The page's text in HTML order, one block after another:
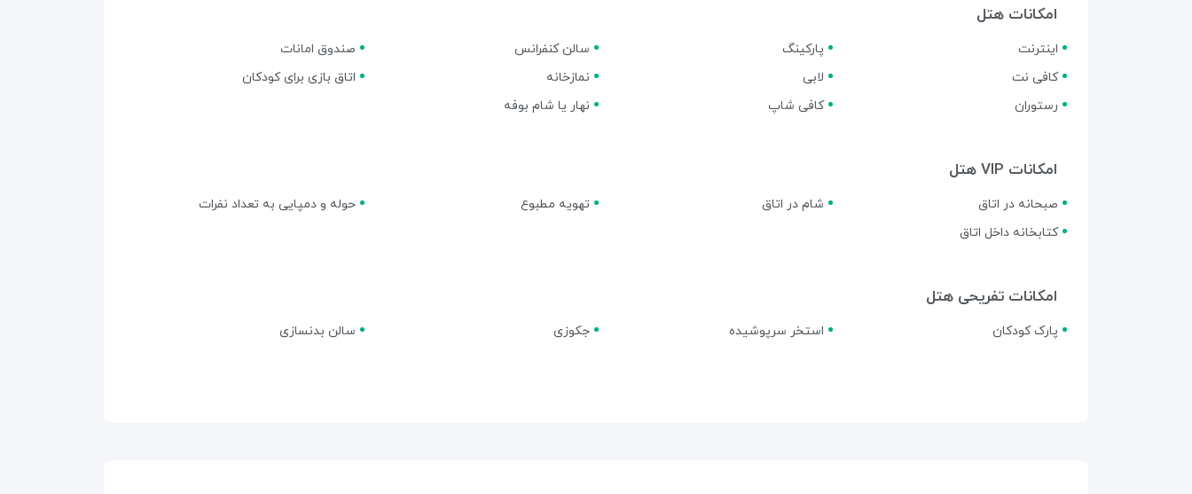
امکانات هتل
اینترنت پارکینگ سالن کنفرانس
صندوق امانات
کافی نت
لابی نمازخانه
اتاق بازی برای کودکان
رستوران
کافی شاپ نهار یا شام بوفه
امکانات VIP هتل
صبحانه در اتاق شام در اتاق تهویه مطبوع
حوله و دمپایی به تعداد نفرات
کتابخانه داخل اتاق
امکانات تفریحی هتل
پارک کودکان استخر سرپوشیده جکوزی سالن بدنسازی